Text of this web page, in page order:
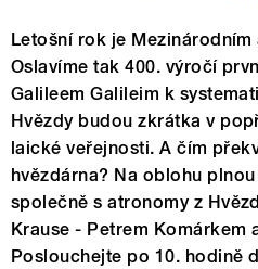
Letošní rok je
Oslavíme tak 400. výročí
Galileem Galileim k
Hvězdy budou zkrátka v
laické veřejnosti. A čím
hvězdárna? Na oblohu
společně s atronomy z
Krause - Petrem Komárkem
Poslouchejte po 10. hodině